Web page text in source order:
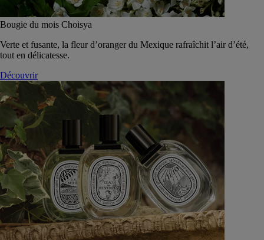
Bougie du mois Choisya
Verte et fusante, la fleur d’oranger du Mexique rafraîchit l’air d’été,
tout en délicatesse.
Découvrir